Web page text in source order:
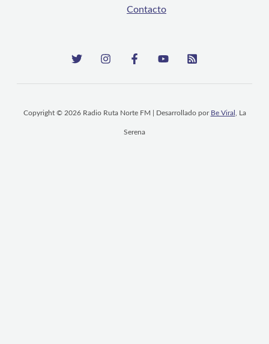
Contacto
Copyright © 2026 Radio Ruta Norte FM | Desarrollado por Be Viral , La
Serena